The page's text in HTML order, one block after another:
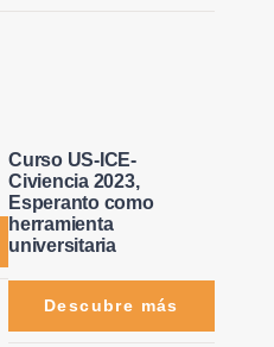
Curso US-ICE-
Civiencia 2023,
Esperanto como
herramienta
universitaria
Descubre más